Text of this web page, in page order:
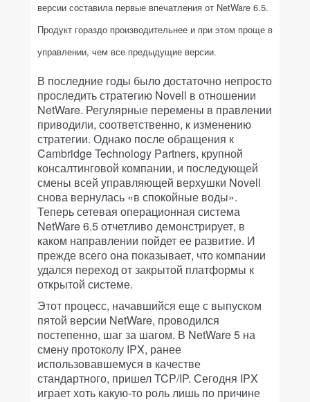
версии составила первые впечатления от NetWare 6.5.
Продукт гораздо производительнее и при этом проще в
управлении, чем все предыдущие версии.
В последние годы было достаточно непросто
проследить стратегию Novell в отношении
NetWare. Регулярные перемены в правлении
приводили, соответственно, к изменению
стратегии. Однако после обращения к
Cambridge Technology Partners, крупной
консалтинговой компании, и последующей
смены всей управляющей верхушки Novell
снова вернулась «в спокойные воды».
Теперь сетевая операционная система
NetWare 6.5 отчетливо демонстрирует, в
каком направлении пойдет ее развитие. И
прежде всего она показывает, что компании
удался переход от закрытой платформы к
открытой системе.
Этот процесс, начавшийся еще с выпуском
пятой версии NetWare, проводился
постепенно, шаг за шагом. В NetWare 5 на
смену протоколу IPX, ранее
использовавшемуся в качестве
стандартного, пришел TCP/IP. Сегодня IPX
играет хоть какую-то роль лишь по причине